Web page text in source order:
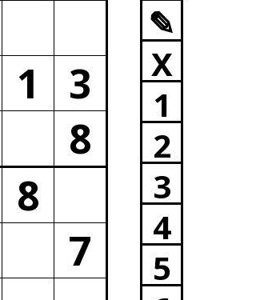
1
3
8
8
7
✎
X
1
2
3
4
5